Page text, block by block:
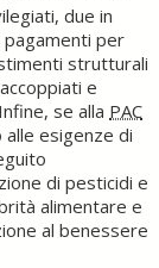
due in
per
strutturali
e
se alla PAC
esigenze di
di pesticidi e
alimentare e
al benessere